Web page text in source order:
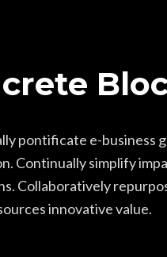
pontificate e-business
Continually simplify
Collaboratively
innovative value.